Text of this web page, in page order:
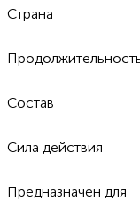
Страна
Состав
Сила действия
Предназначен для